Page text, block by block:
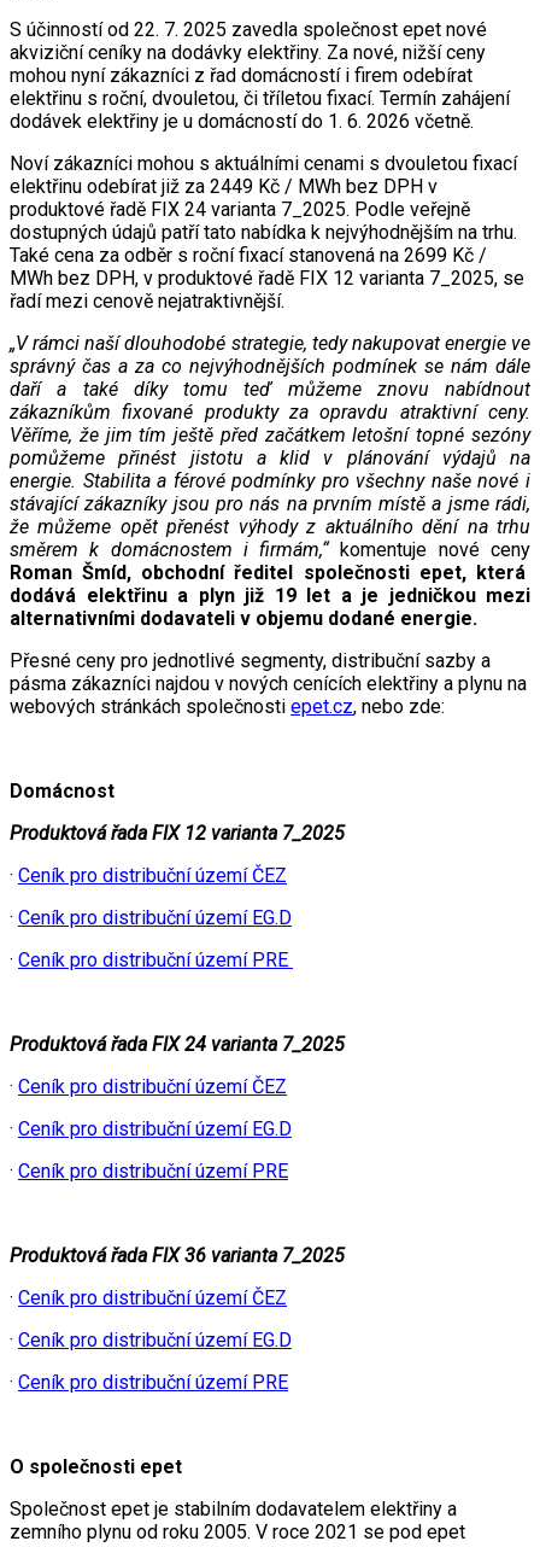
S účinností od 22. 7. 2025 zavedla společnost epet nové
akviziční ceníky na dodávky elektřiny. Za nové, nižší ceny
mohou nyní zákazníci z řad domácností i firem odebírat
elektřinu s roční, dvouletou, či tříletou fixací. Termín zahájení
dodávek elektřiny je u domácností do 1. 6. 2026 včetně.
Noví zákazníci mohou s aktuálními cenami s dvouletou fixací
elektřinu odebírat již za 2449 Kč / MWh bez DPH v
produktové řadě FIX 24 varianta 7_2025. Podle veřejně
dostupných údajů patří tato nabídka k nejvýhodnějším na trhu.
Také cena za odběr s roční fixací stanovená na 2699 Kč /
MWh bez DPH, v produktové řadě FIX 12 varianta 7_2025, se
řadí mezi cenově nejatraktivnější.
„V rámci naší dlouhodobé strategie, tedy nakupovat energie ve
správný čas a za co nejvýhodnějších podmínek se nám dále
daří a také díky tomu teď můžeme znovu nabídnout
zákazníkům fixované produkty za opravdu atraktivní ceny.
Věříme, že jim tím ještě před začátkem letošní topné sezóny
pomůžeme přinést jistotu a klid v plánování výdajů na
energie. Stabilita a férové podmínky pro všechny naše nové i
stávající zákazníky jsou pro nás na prvním místě a jsme rádi,
že můžeme opět přenést výhody z aktuálního dění na trhu
směrem k domácnostem i firmám,“ komentuje nové ceny
Roman Šmíd, obchodní ředitel společnosti epet, která
dodává elektřinu a plyn již 19 let a je jedničkou mezi
alternativními dodavateli v objemu dodané energie.
Přesné ceny pro jednotlivé segmenty, distribuční sazby a
pásma zákazníci najdou v nových cenících elektřiny a plynu na
webových stránkách společnosti epet.cz, nebo zde:
Domácnost
Produktová řada FIX 12 varianta 7_2025
· Ceník pro distribuční území ČEZ
· Ceník pro distribuční území EG.D
· Ceník pro distribuční území PRE
Produktová řada FIX 24 varianta 7_2025
· Ceník pro distribuční území ČEZ
· Ceník pro distribuční území EG.D
· Ceník pro distribuční území PRE
Produktová řada FIX 36 varianta 7_2025
· Ceník pro distribuční území ČEZ
· Ceník pro distribuční území EG.D
· Ceník pro distribuční území PRE
O společnosti epet
Společnost epet je stabilním dodavatelem elektřiny a
zemního plynu od roku 2005. V roce 2021 se pod epet